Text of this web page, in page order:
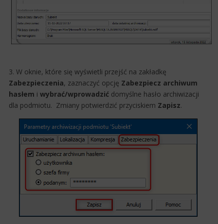
3. W oknie, które się wyświetli przejść na zakładkę
Zabezpieczenia, zaznaczyć opcję Zabezpiecz archiwum
hasłem i wybrać/wprowadzić domyślne hasło archiwizacji
dla podmiotu. Zmiany potwierdzić przyciskiem Zapisz.